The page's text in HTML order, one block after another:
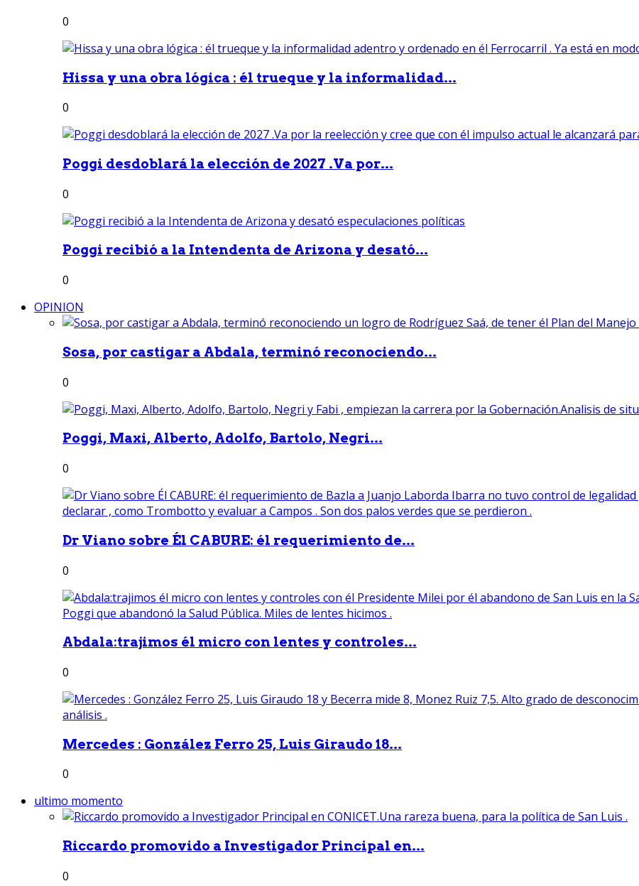
0
Hissa y una obra lógica : él trueque y la informalidad...
0
Poggi desdoblará la elección de 2027 .Va por...
0
Poggi recibió a la Intendenta de Arizona y desató...
0
OPINION
Sosa, por castigar a Abdala, terminó reconociendo...
0
Poggi, Maxi, Alberto, Adolfo, Bartolo, Negri...
0
Dr Viano sobre Él CABURE: él requerimiento de...
0
Abdala:trajimos él micro con lentes y controles...
0
Mercedes : González Ferro 25, Luis Giraudo 18...
0
ultimo momento
Riccardo promovido a Investigador Principal en...
0